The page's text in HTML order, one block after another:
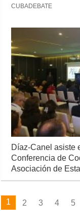
CUBADEBATE
Díaz-Canel asiste
Conferencia de
Asociación de
1 2 3 4 5